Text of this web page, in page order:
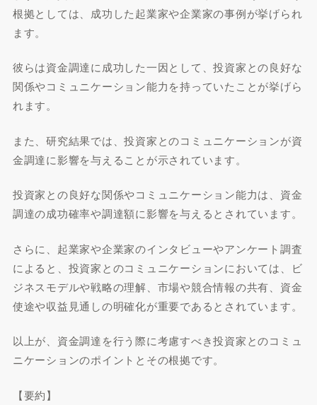
根拠としては、成功した起業家や企業家の事例が挙げられ
ます。
彼らは資金調達に成功した一因として、投資家との良好な
関係やコミュニケーション能力を持っていたことが挙げら
れます。
また、研究結果では、投資家とのコミュニケーションが資
金調達に影響を与えることが示されています。
投資家との良好な関係やコミュニケーション能力は、資金
調達の成功確率や調達額に影響を与えるとされています。
さらに、起業家や企業家のインタビューやアンケート調査
によると、投資家とのコミュニケーションにおいては、ビ
ジネスモデルや戦略の理解、市場や競合情報の共有、資金
使途や収益見通しの明確化が重要であるとされています。
以上が、資金調達を行う際に考慮すべき投資家とのコミュ
ニケーションのポイントとその根拠です。
【要約】